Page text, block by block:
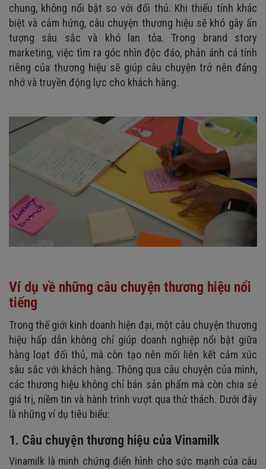
chung, không nổi bật so với đối thủ. Khi thiếu tính khác
biệt và cảm hứng, câu chuyện thương hiệu sẽ khó gây ấn
tượng sâu sắc và khó lan tỏa. Trong brand story
marketing, việc tìm ra góc nhìn độc đáo, phản ánh cá tính
riêng của thương hiệu sẽ giúp câu chuyện trở nên đáng
nhớ và truyền động lực cho khách hàng.
Ví dụ về những câu chuyện thương hiệu nổi
tiếng
Trong thế giới kinh doanh hiện đại, một câu chuyện thương
hiệu hấp dẫn không chỉ giúp doanh nghiệp nổi bật giữa
hàng loạt đối thủ, mà còn tạo nên mối liên kết cảm xúc
sâu sắc với khách hàng. Thông qua câu chuyện của mình,
các thương hiệu không chỉ bán sản phẩm mà còn chia sẻ
giá trị, niềm tin và hành trình vượt qua thử thách. Dưới đây
là những ví dụ tiêu biểu:
1. Câu chuyện thương hiệu của Vinamilk
Vinamilk là minh chứng điển hình cho sức mạnh của câu